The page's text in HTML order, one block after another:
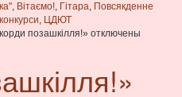
, Вітаємо!, Гітара, Повсякденне
, ЦДЮТ
позашкілля!» отключены